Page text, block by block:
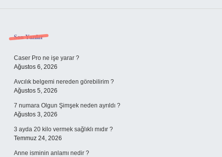
Sidebar
Son Yazılar
Caser Pro ne işe yarar ?
Ağustos 6, 2026
Avcılık belgemi nereden görebilirim ?
Ağustos 5, 2026
7 numara Olgun Şimşek neden ayrıldı ?
Ağustos 3, 2026
3 ayda 20 kilo vermek sağlıklı mıdır ?
Temmuz 24, 2026
Anne isminin anlamı nedir ?